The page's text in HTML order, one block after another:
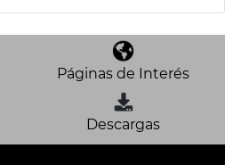
Páginas de Interés
Descargas